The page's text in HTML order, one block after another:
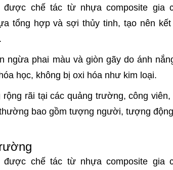
chế tác từ nhựa composite gia
tổng hợp và sợi thủy tinh, tạo nên
ngừa phai màu và giòn gãy do ánh
học, không bị oxi hóa như kim loại.
rãi tại các quảng trường, công viên,
bao gồm tượng người, tượng
chế tác từ nhựa composite gia